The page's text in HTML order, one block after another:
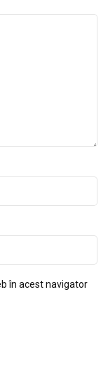
în acest navigator